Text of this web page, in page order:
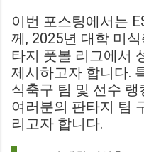
이번 포스팅에서는
께, 2025년 대학 미
타지 풋볼 리그에서
제시하고자 합니다.
식축구 팀 및 선수
여러분의 판타지 팀
리고자 합니다.